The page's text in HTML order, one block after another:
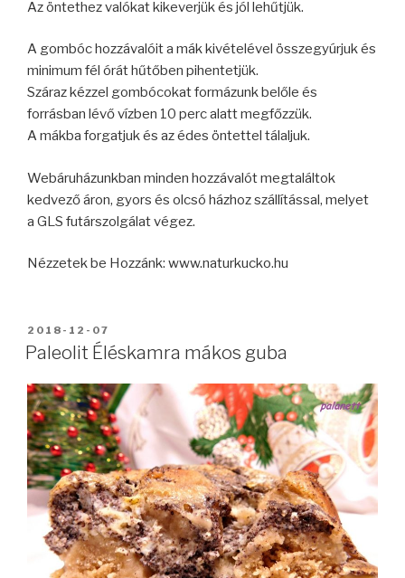
Az öntethez valókat kikeverjük és jól lehűtjük.
A gombóc hozzávalóit a mák kivételével összegyúrjuk és
minimum fél órát hűtőben pihentetjük.
Száraz kézzel gombócokat formázunk belőle és
forrásban lévő vízben 10 perc alatt megfőzzük.
A mákba forgatjuk és az édes öntettel tálaljuk.
Webáruházunkban minden hozzávalót megtaláltok
kedvező áron, gyors és olcsó házhoz szállítással, melyet
a GLS futárszolgálat végez.
Nézzetek be Hozzánk: www.naturkucko.hu
BEKÜLDVE:
2018-12-07
Paleolit Éléskamra mákos guba